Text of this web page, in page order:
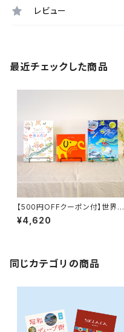
レビュー
最近チェックした商品
【500円OFFクーポン付】世界を
旅する絵本セット『ダジャレーヌ
ちゃん世界のたび』 『ナガスギル
¥4,620
同じカテゴリの商品